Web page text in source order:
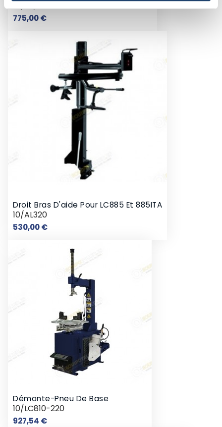
10/EQT-300-220R
775,00 €Prix
Droit Bras D'aide Pour LC885 Et 885ITA
10/AL320
530,00 €Prix
Démonte-Pneu De Base
10/LC810-220
927,54 €Prix